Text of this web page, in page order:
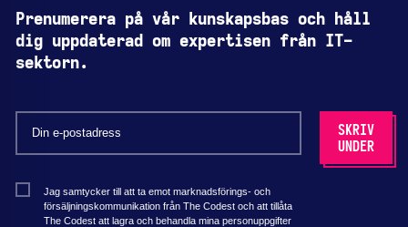
Prenumerera på vår kunskapsbas och håll
dig uppdaterad om expertisen från IT-
sektorn.
Jag samtycker till att ta emot marknadsförings- och
försäljningskommunikation från The Codest och att tillåta
The Codest att lagra och behandla mina personuppgifter